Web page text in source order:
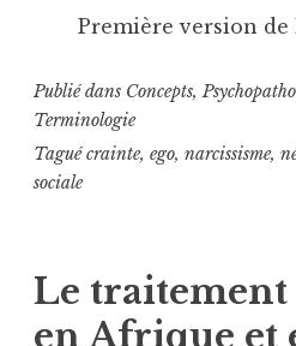
Première version de
Publié dans Concepts,
Terminologie
Taguécrainte, ego, narcissisme,
sociale
Le
en Afrique et